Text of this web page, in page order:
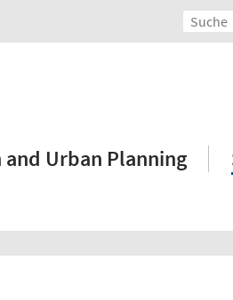
Urban Planning